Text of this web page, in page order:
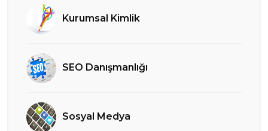
Kurumsal Kimlik
SEO Danışmanlığı
Sosyal Medya